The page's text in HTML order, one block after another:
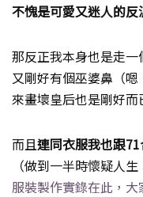
不愧是可愛又迷人的反
那反正我本身也是走一
又剛好有個巫婆鼻（嗯
來畫壞皇后也是剛好而
而且連同衣服我也跟
（做到一半時懷疑人
服裝製作實錄在此，